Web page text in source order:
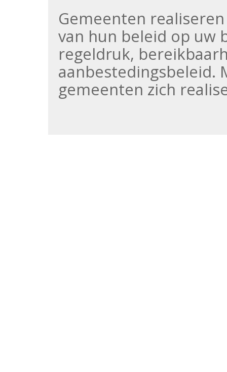
Gemeenten
van hun beleid op uw
regeldruk,
aanbestedingsbeleid.
gemeenten zich